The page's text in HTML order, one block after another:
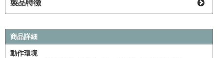
製品特徴
商品詳細
動作環境